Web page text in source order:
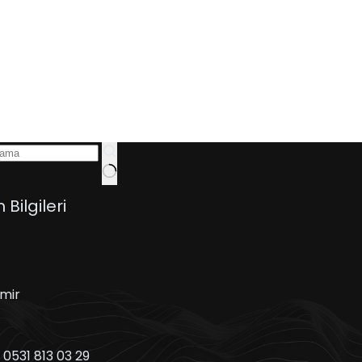
Bilgileri
0531 813 03 29